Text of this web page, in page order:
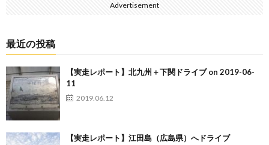
Advertisement
最近の投稿
【実走レポート】北九州＋下関ドライブ on 2019-06-
11
2019.06.12
【実走レポート】江田島（広島県）へドライブ